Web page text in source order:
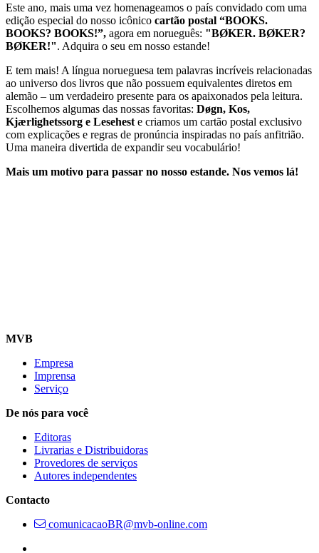
Este ano, mais uma vez homenageamos o país convidado com uma
edição especial do nosso icônico cartão postal “BOOKS.
BOOKS? BOOKS!”, agora em norueguês: "BØKER. BØKER?
BØKER!". Adquira o seu em nosso estande!
E tem mais! A língua norueguesa tem palavras incríveis relacionadas
ao universo dos livros que não possuem equivalentes diretos em
alemão – um verdadeiro presente para os apaixonados pela leitura.
Escolhemos algumas das nossas favoritas: Døgn, Kos,
Kjærlighetssorg e Lesehest e criamos um cartão postal exclusivo
com explicações e regras de pronúncia inspiradas no país anfitrião.
Uma maneira divertida de expandir seu vocabulário!
Mais um motivo para passar no nosso estande. Nos vemos lá!
MVB
Empresa
Imprensa
Serviço
De nós para você
Editoras
Livrarias e Distribuidoras
Provedores de serviços
Autores independentes
Contacto
comunicacaoBR@mvb-online.com